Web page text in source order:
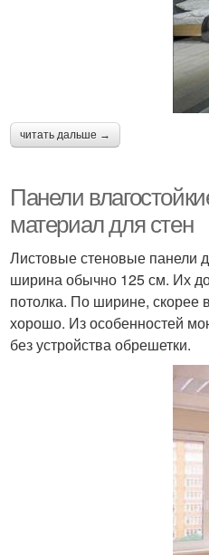
читать дальше →
Панели
материал для стен
Листовые стеновые панели
ширина обычно 125 см. Их
потолка. По ширине, скорее
хорошо. Из особенностей
без устройства обрешетки.